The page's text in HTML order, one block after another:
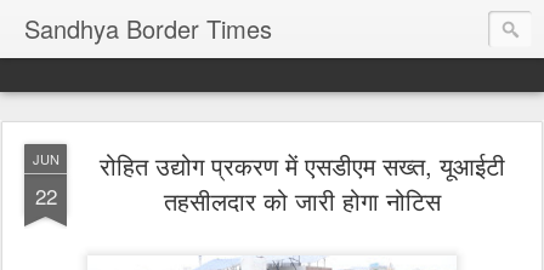
Sandhya Border Times
JUN
22
रोहित उद्योग प्रकरण में एसडीएम सख्त, यूआईटी
तहसीलदार को जारी होगा नोटिस